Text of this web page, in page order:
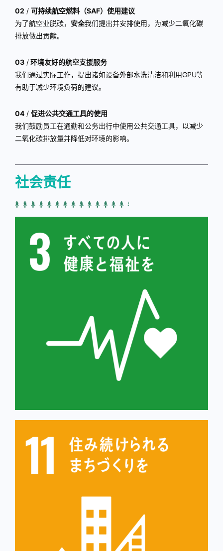
02 / 可持续航空燃料（SAF）使用建议
为了航空业脱碳， 安全我们提出并安排使用，为减少二氧化碳
排放做出贡献。
03 /环境友好的航空支援服务
我们通过实际工作，提出诸如设备外部水洗清洁和利用GPU等
有助于减少环境负荷的建议。
04 / 促进公共交通工具的使用
我们鼓励员工在通勤和公务出行中使用公共交通工具，以减少
二氧化碳排放量并降低对环境的影响。
社会责任